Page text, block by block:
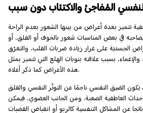
تتميز بعدة أعراض من بينها الشعور بعدم الراحة
في بعض المناسبات شعور بالخوف أو القلق، أو
الجسدية على غرار زيادة ضربات القلب، والتعرّق
والإغماء، بسبب علاقته بنوبات الهلع التي تتميز بمثل
هذه الأعراض كما ذكر أعلاه.
الضيق النفسي ناجمًا عن التوتّر النفسي والقلق
العاطفية الصعبة. ومن الجانب العضوي، فيمكن
عن المشاكل التنفسية كالربو أو انقباض القصبات